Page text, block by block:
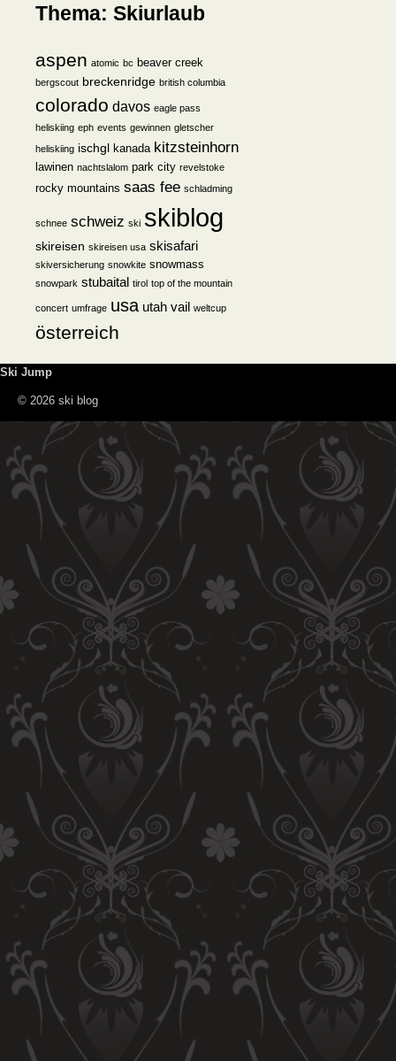
Thema: Skiurlaub
aspen atomic bc beaver creek
bergscout breckenridge british columbia
colorado davos eagle pass
heliskiing eph events gewinnen gletscher
heliskiing ischgl kanada kitzsteinhorn
lawinen nachtslalom park city revelstoke
rocky mountains saas fee schladming
schnee schweiz ski skiblog
skireisen skireisen usa skisafari
skiversicherung snowkite snowmass
snowpark stubaital tirol top of the mountain
concert umfrage usa utah vail weltcup
österreich
Ski Jump
© 2026 ski blog